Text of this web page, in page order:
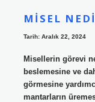
MISEL
Tarih: Aralık 22, 2024
Misellerin görevi
beslemesine ve
görmesine
mantarların